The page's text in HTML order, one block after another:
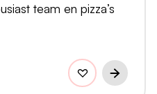
team en pizza’s